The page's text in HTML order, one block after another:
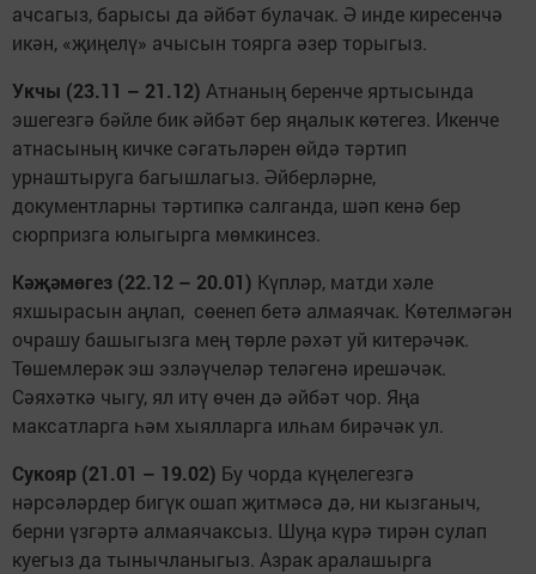
ачсагыз, барысы да әйбәт булачак. Ә инде киресенчә
икән, «җиңелү» ачысын тоярга әзер торыгыз.
Укчы (23.11 – 21.12) Атнаның беренче яртысында
эшегезгә бәйле бик әйбәт бер яңалык көтегез. Икенче
атнасының кичке сәгатьләрен өйдә тәртип
урнаштыруга багышлагыз. Әйберләрне,
документларны тәртипкә салганда, шәп кенә бер
сюрпризга юлыгырга мөмкинсез.
Кәҗәмөгез (22.12 – 20.01) Күпләр, матди хәле
яхшырасын аңлап, сөенеп бетә алмаячак. Көтелмәгән
очрашу башыгызга мең төрле рәхәт уй китерәчәк.
Төшемлерәк эш эзләүчеләр теләгенә ирешәчәк.
Сәяхәткә чыгу, ял итү өчен дә әйбәт чор. Яңа
максатларга һәм хыялларга илһам бирәчәк ул.
Сукояр (21.01 – 19.02) Бу чорда күңелегезгә
нәрсәләрдер бигүк ошап җитмәсә дә, ни кызганыч,
берни үзгәртә алмаячаксыз. Шуңа күрә тирән сулап
куегыз да тынычланыгыз. Азрак аралашырга